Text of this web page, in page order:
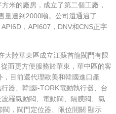
米的廠房，成立了第二個工廠，
量達到2000噸。公司還通過了
，API607，DNV和CNS正字
陸華東區成立江蘇首龍閥門有限
而更方便服務於華東，華中區的客
目前還代理歐美和韓國進口產
器、韓國i-TORK電動執行器、台
羅氣動閥、電動閥、隔膜閥、氣
，閥門定位器、限位開關 顯示